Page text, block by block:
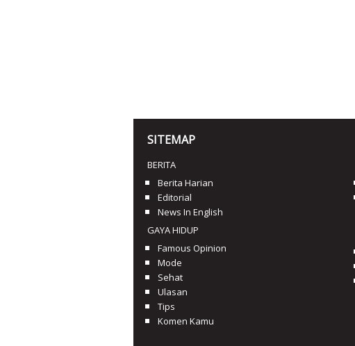
SITEMAP
BERITA
Berita Harian
Editorial
News In English
GAYA HIDUP
Famous Opinion
Mode
Sehat
Ulasan
Tips
Komen Kamu